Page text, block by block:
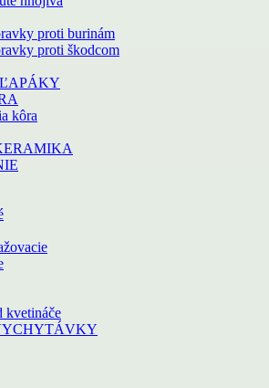
proti burinám
proti škodcom
kôra
kvetináče